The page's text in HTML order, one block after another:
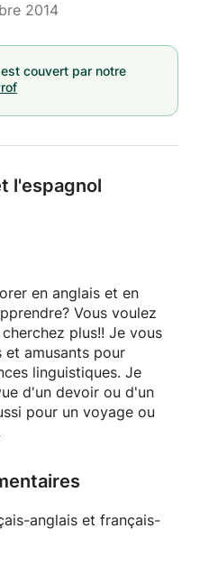
2014
est couvert par notre
l'espagnol
en anglais et en
Vous voulez
plus!! Je vous
et amusants pour
linguistiques. Je
d'un devoir ou d'un
pour un voyage ou
anglais et français-